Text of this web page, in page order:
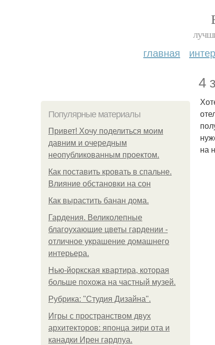
главная
4
Популярные материалы
Привет! Хочу поделиться моим
давним и очередным
неопубликованным проектом.
Как поставить кровать в спальне.
Влияние обстановки на сон
Как вырастить банан дома.
Гардения. Великолепные
благоухающие цветы гардении -
отличное украшение домашнего
интерьера.
Нью-йоркская квартира, которая
больше похожа на частный музей.
Рубрика: "Студия Дизайна".
Игры с пространством двух
архитекторов: японца эири ота и
канадки Ирен гардпуа.
на